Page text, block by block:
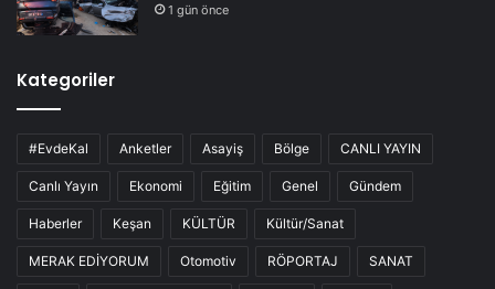
1 gün önce
Kategoriler
#EvdeKal Anketler Asayiş Bölge CANLI YAYIN
Canlı Yayın Ekonomi Eğitim Genel Gündem
Haberler Keşan KÜLTÜR Kültür/Sanat
MERAK EDİYORUM Otomotiv RÖPORTAJ SANAT